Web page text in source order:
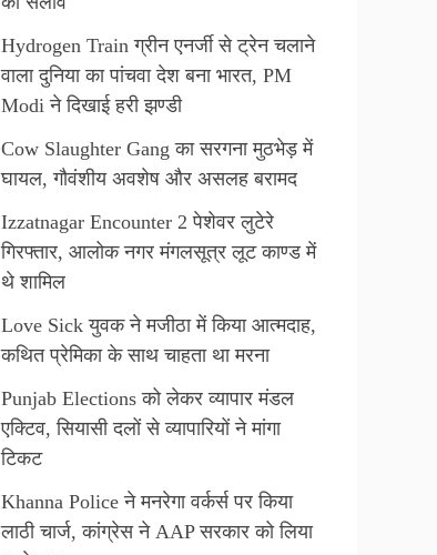
Hydrogen Train ग्रीन एनर्जी से ट्रेन चलाने
वाला दुनिया का पांचवा देश बना भारत, PM
Modi ने दिखाई हरी झण्डी
Cow Slaughter Gang का सरगना मुठभेड़ में
घायल, गौवंशीय अवशेष और असलह बरामद
Izzatnagar Encounter 2 पेशेवर लुटेरे
गिरफ्तार, आलोक नगर मंगलसूत्र लूट काण्‍ड में
थे शामिल
Love Sick युवक ने मजीठा में किया आत्मदाह,
कथित प्रेमिका के साथ चाहता था मरना
Punjab Elections को लेकर व्यापार मंडल
एक्टिव, सियासी दलों से व्यापारियों ने मांगा
टिकट
Khanna Police ने मनरेगा वर्कर्स पर किया
लाठी चार्ज, कांग्रेस ने AAP सरकार को लिया